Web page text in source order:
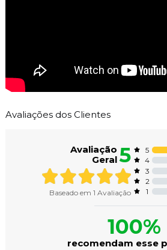
Avaliações dos Clientes
Avaliação
Geral5
Baseado em 1 Avaliação
5
4
3
2
1
100%
recomendam esse